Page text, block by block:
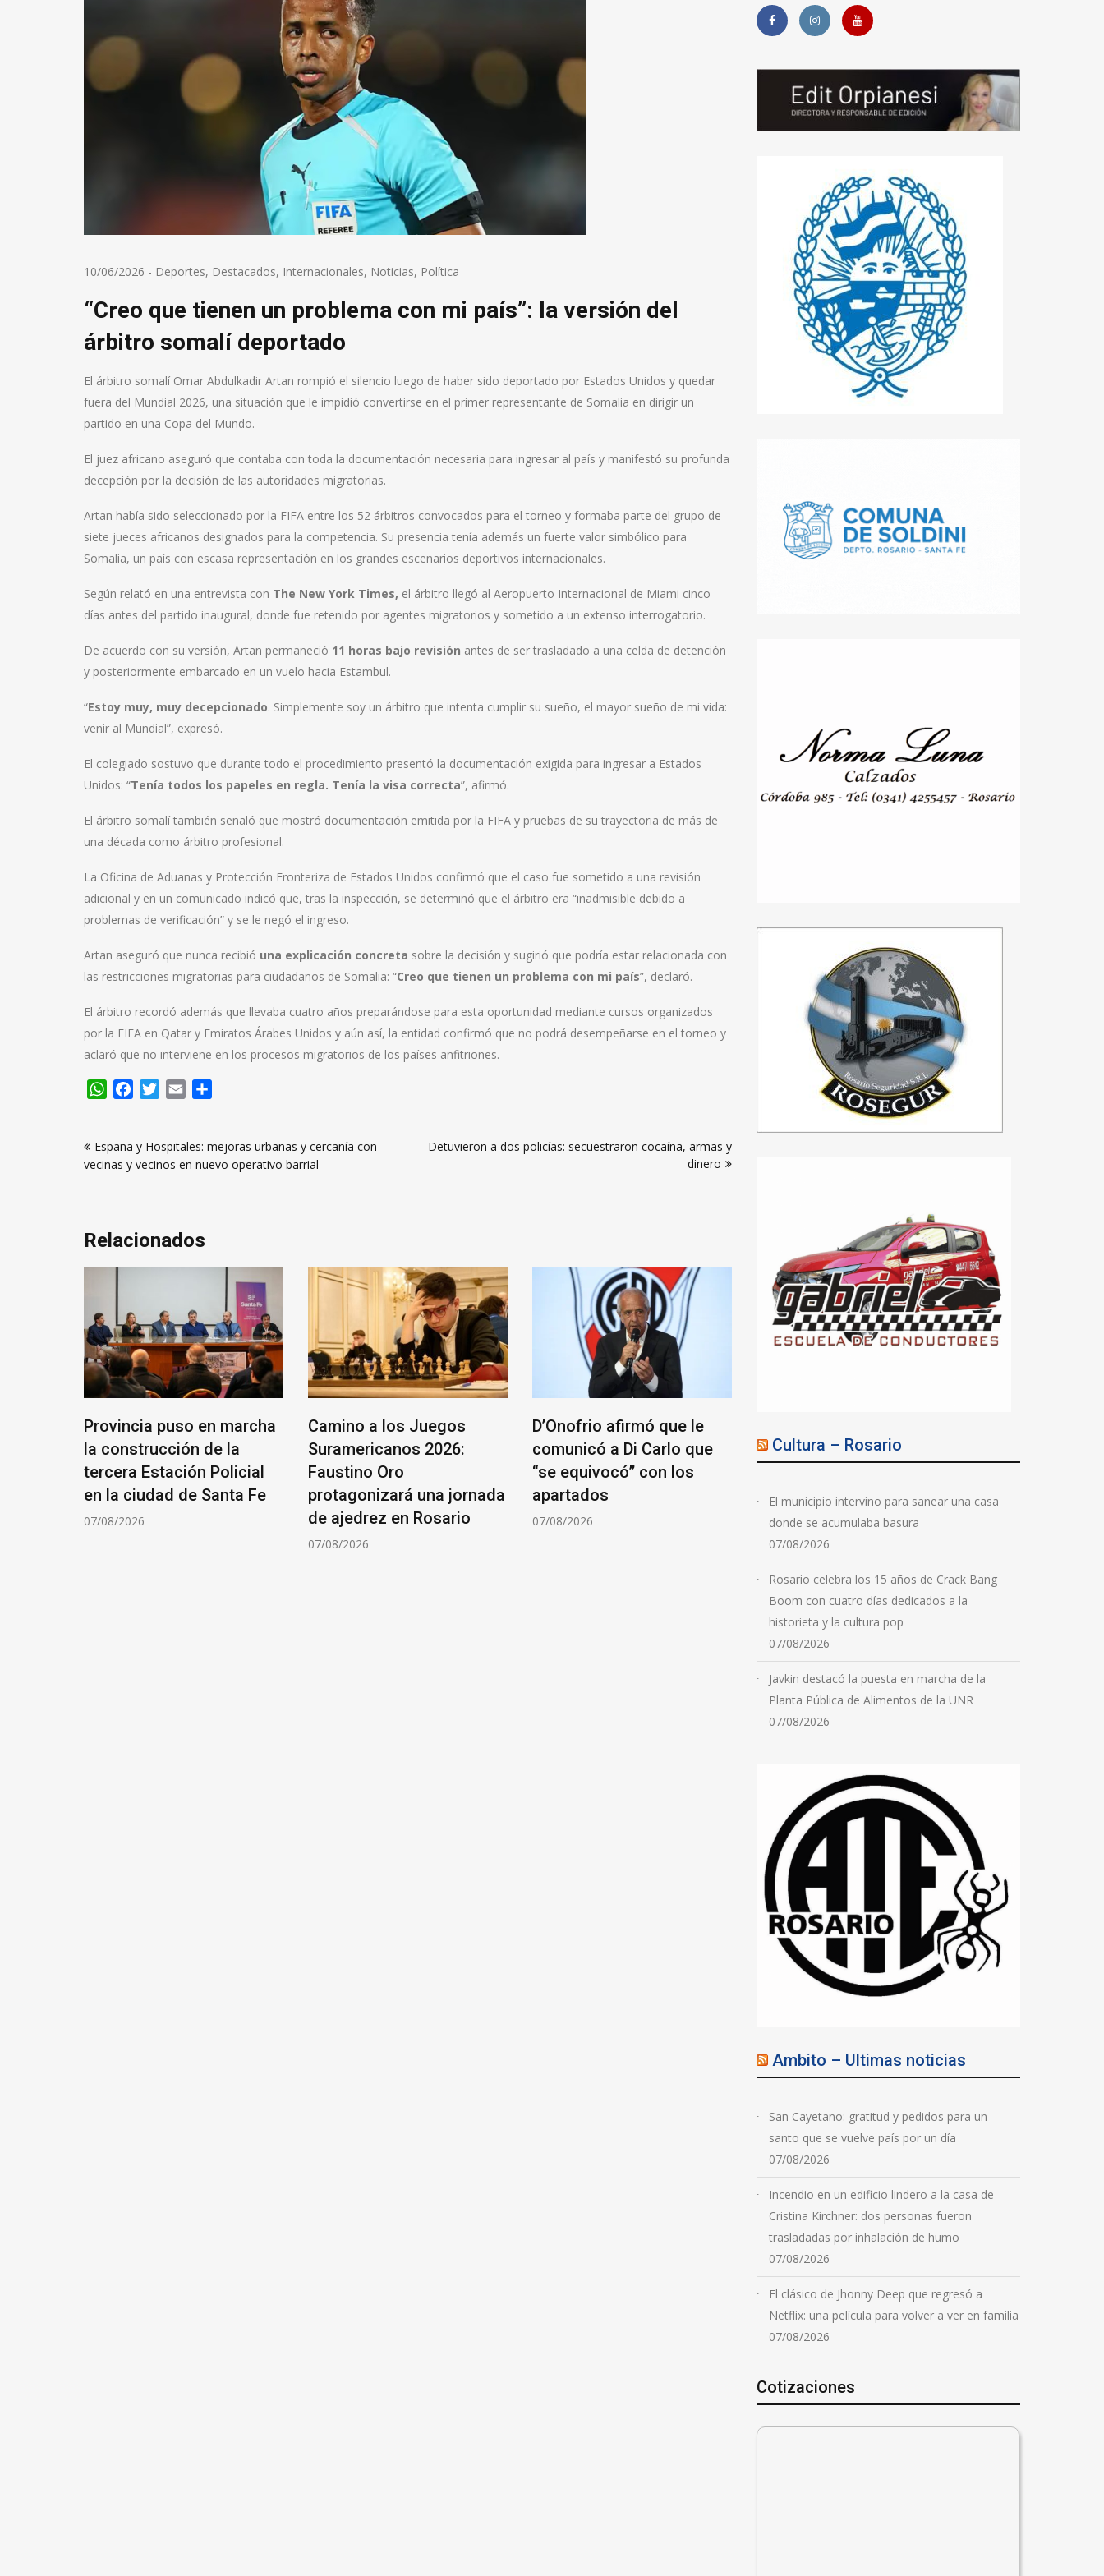
10/06/2026 - Deportes, Destacados, Internacionales, Noticias, Política
“Creo que tienen un problema con mi país”: la versión del
árbitro somalí deportado
El árbitro somalí Omar Abdulkadir Artan rompió el silencio luego de haber sido deportado por Estados Unidos y quedar
fuera del Mundial 2026, una situación que le impidió convertirse en el primer representante de Somalia en dirigir un
partido en una Copa del Mundo.
El juez africano aseguró que contaba con toda la documentación necesaria para ingresar al país y manifestó su profunda
decepción por la decisión de las autoridades migratorias.
Artan había sido seleccionado por la FIFA entre los 52 árbitros convocados para el torneo y formaba parte del grupo de
siete jueces africanos designados para la competencia. Su presencia tenía además un fuerte valor simbólico para
Somalia, un país con escasa representación en los grandes escenarios deportivos internacionales.
Según relató en una entrevista con The New York Times, el árbitro llegó al Aeropuerto Internacional de Miami cinco
días antes del partido inaugural, donde fue retenido por agentes migratorios y sometido a un extenso interrogatorio.
De acuerdo con su versión, Artan permaneció 11 horas bajo revisión antes de ser trasladado a una celda de detención
y posteriormente embarcado en un vuelo hacia Estambul.
“Estoy muy, muy decepcionado. Simplemente soy un árbitro que intenta cumplir su sueño, el mayor sueño de mi vida:
venir al Mundial”, expresó.
El colegiado sostuvo que durante todo el procedimiento presentó la documentación exigida para ingresar a Estados
Unidos: “Tenía todos los papeles en regla. Tenía la visa correcta”, afirmó.
El árbitro somalí también señaló que mostró documentación emitida por la FIFA y pruebas de su trayectoria de más de
una década como árbitro profesional.
La Oficina de Aduanas y Protección Fronteriza de Estados Unidos confirmó que el caso fue sometido a una revisión
adicional y en un comunicado indicó que, tras la inspección, se determinó que el árbitro era “inadmisible debido a
problemas de verificación” y se le negó el ingreso.
Artan aseguró que nunca recibió una explicación concreta sobre la decisión y sugirió que podría estar relacionada con
las restricciones migratorias para ciudadanos de Somalia: “Creo que tienen un problema con mi país”, declaró.
El árbitro recordó además que llevaba cuatro años preparándose para esta oportunidad mediante cursos organizados
por la FIFA en Qatar y Emiratos Árabes Unidos y aún así, la entidad confirmó que no podrá desempeñarse en el torneo y
aclaró que no interviene en los procesos migratorios de los países anfitriones.
WhatsApp
FacebookTwitter
Email
deEspaña y Hospitales: mejoras urbanas y cercanía con
vecinas y vecinos en nuevo operativo barrial
Detuvieron a dos policías: secuestraron cocaína, armas y
dinero
Relacionados
Provincia puso en marcha
la construcción de la
tercera Estación Policial
en la ciudad de Santa Fe
07/08/2026
Camino a los Juegos
Suramericanos 2026:
Faustino Oro
protagonizará una jornada
de ajedrez en Rosario
07/08/2026
D’Onofrio afirmó que le
comunicó a Di Carlo que
“se equivocó” con los
apartados
07/08/2026
secuestraron un arsenal
07/08/2026
Cultura – Rosario
El municipio intervino para sanear una casa
donde se acumulaba basura
07/08/2026
Rosario celebra los 15 años de Crack Bang
Boom con cuatro días dedicados a la
historieta y la cultura pop
07/08/2026
Javkin destacó la puesta en marcha de la
Planta Pública de Alimentos de la UNR
07/08/2026
Ambito – Ultimas noticias
San Cayetano: gratitud y pedidos para un
santo que se vuelve país por un día
07/08/2026
Incendio en un edificio lindero a la casa de
Cristina Kirchner: dos personas fueron
trasladadas por inhalación de humo
07/08/2026
El clásico de Jhonny Deep que regresó a
Netflix: una película para volver a ver en familia
07/08/2026
Cotizaciones